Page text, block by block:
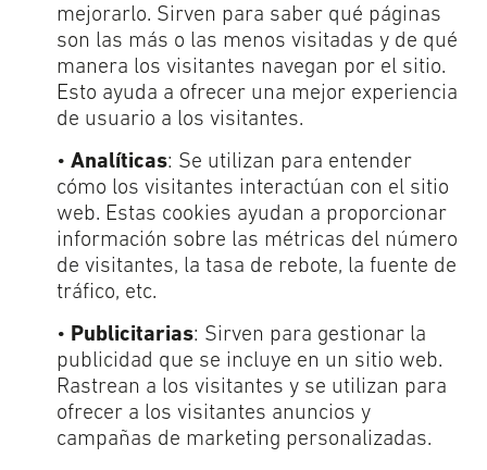
mejorarlo. Sirven para saber qué páginas
son las más o las menos visitadas y de qué
manera los visitantes navegan por el sitio.
Esto ayuda a ofrecer una mejor experiencia
de usuario a los visitantes.
• Analíticas: Se utilizan para entender
cómo los visitantes interactúan con el sitio
web. Estas cookies ayudan a proporcionar
información sobre las métricas del número
de visitantes, la tasa de rebote, la fuente de
tráfico, etc.
• Publicitarias: Sirven para gestionar la
publicidad que se incluye en un sitio web.
Rastrean a los visitantes y se utilizan para
ofrecer a los visitantes anuncios y
campañas de marketing personalizadas.